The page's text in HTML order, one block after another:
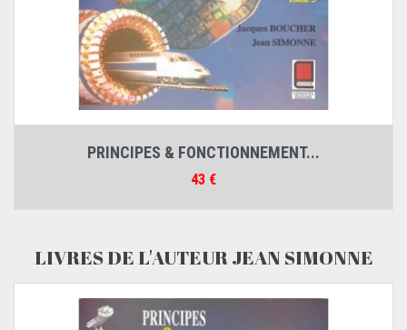
PRINCIPES & FONCTIONNEMENT...
Prix
43 €
LIVRES DE L'AUTEUR JEAN SIMONNE